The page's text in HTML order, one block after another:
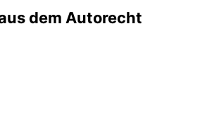
dem Autorecht